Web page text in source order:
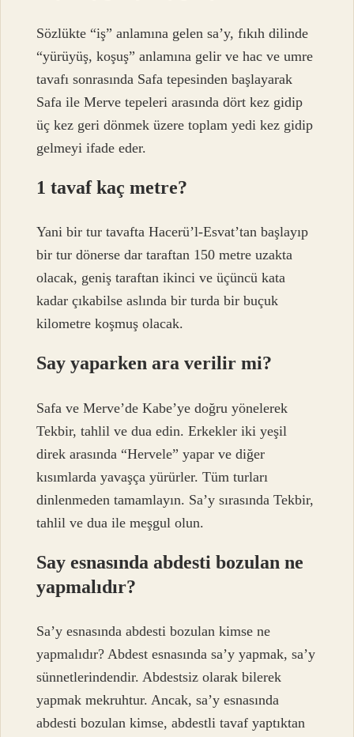
Sözlükte “iş” anlamına gelen sa’y, fıkıh dilinde
“yürüyüş, koşuş” anlamına gelir ve hac ve umre
tavafı sonrasında Safa tepesinden başlayarak
Safa ile Merve tepeleri arasında dört kez gidip
üç kez geri dönmek üzere toplam yedi kez gidip
gelmeyi ifade eder.
1 tavaf kaç metre?
Yani bir tur tavafta Hacerü’l-Esvat’tan başlayıp
bir tur dönerse dar taraftan 150 metre uzakta
olacak, geniş taraftan ikinci ve üçüncü kata
kadar çıkabilse aslında bir turda bir buçuk
kilometre koşmuş olacak.
Say yaparken ara verilir mi?
Safa ve Merve’de Kabe’ye doğru yönelerek
Tekbir, tahlil ve dua edin. Erkekler iki yeşil
direk arasında “Hervele” yapar ve diğer
kısımlarda yavaşça yürürler. Tüm turları
dinlenmeden tamamlayın. Sa’y sırasında Tekbir,
tahlil ve dua ile meşgul olun.
Say esnasında abdesti bozulan ne
yapmalıdır?
Sa’y esnasında abdesti bozulan kimse ne
yapmalıdır? Abdest esnasında sa’y yapmak, sa’y
sünnetlerindendir. Abdestsiz olarak bilerek
yapmak mekruhtur. Ancak, sa’y esnasında
abdesti bozulan kimse, abdestli tavaf yaptıktan